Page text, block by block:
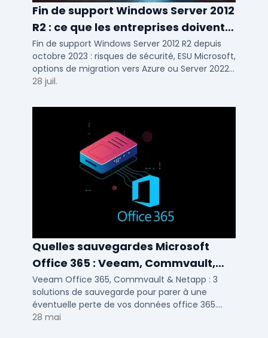
Fin de support Windows Server 2012
R2 : ce que les entreprises doivent
savoir
Fin de support Windows Server 2012 R2 depuis
octobre 2023 : risques de sécurité, ESU Microsoft,
options de migration vers Azure ou Server 2022
pour TPE, PME et ETI.
28 juil.
Quelles sauvegardes Microsoft
Office 365 : Veeam, Commvault,
Netapp
Veeam Office 365, Commvault & Netapp : 3
solutions de sauvegarde pour parer à une
éventuelle perte de vos données office 365.
Voici notre ...
28 mai